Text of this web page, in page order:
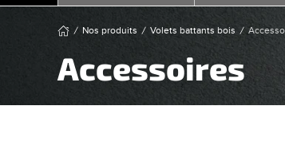
Nos produits Volets battants bois
Accessoires